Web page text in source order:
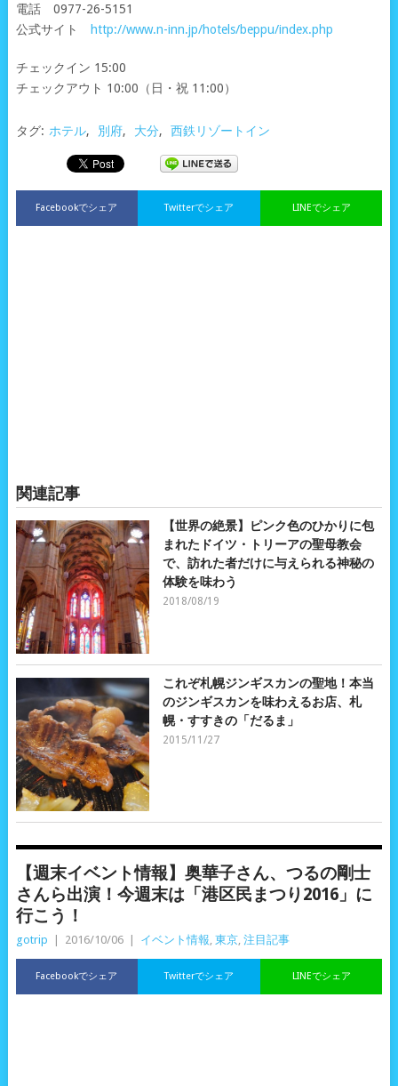
電話 0977-26-5151
公式サイト
http://www.n-inn.jp/hotels/beppu/index.php
チェックイン 15:00
チェックアウト 10:00（日・祝 11:00）
タグ: ホテル, 別府, 大分, 西鉄リゾートイン
Facebookでシェア LINEでシェア
Twitterでシェア
関連記事
【世界の絶景】ピンク色のひかりに包
まれたドイツ・トリーアの聖母教会
で、訪れた者だけに与えられる神秘の
体験を味わう
2018/08/19
これぞ札幌ジンギスカンの聖地！本当
のジンギスカンを味わえるお店、札
幌・すすきの「だるま」
2015/11/27
【週末イベント情報】奥華子さん、つるの剛士
さんら出演！今週末は「港区民まつり2016」に
行こう！
gotrip | 2016/10/06 | イベント情報 東京, 注目記事
Facebookでシェア LINEでシェア
Twitterでシェア